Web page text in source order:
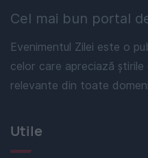
Cel mai bun portal
Evenimentul Zilei este o
celor care apreciază
relevante din toate
Utile